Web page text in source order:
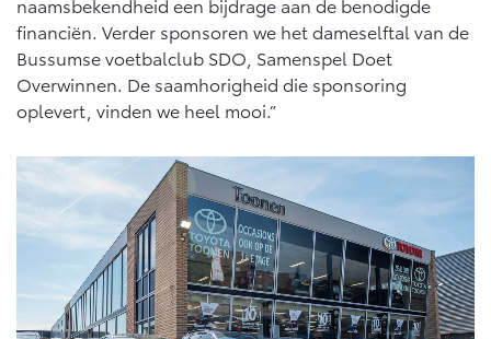
naamsbekendheid een bijdrage aan de benodigde
financiën. Verder sponsoren we het dameselftal van de
Bussumse voetbalclub SDO, Samenspel Doet
Overwinnen. De saamhorigheid die sponsoring
oplevert, vinden we heel mooi.”